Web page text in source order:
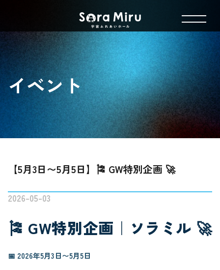
イベント
【5月3日〜5月5日】🎏 GW特別企画 🚀
2026-05-03
🎏 GW特別企画｜ソラミル 🚀
📅 2026年5月3日〜5月5日